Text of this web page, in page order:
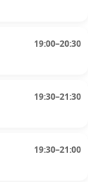
19:00–20:30
19:30–21:30
19:30–21:00